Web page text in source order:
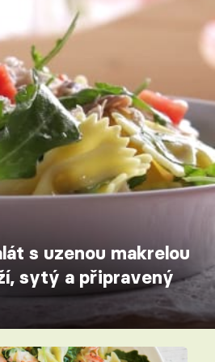
s uzenou makrelou
sytý a připravený